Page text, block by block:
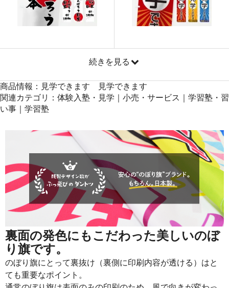
871 41808
50 868
43400
続きを見る
商品情報：見学できます 見学できます
関連カテゴリ：体験入塾・見学｜小売・サービス｜学習塾・習
い事｜学習塾
裏面の発色にもこだわった美しいのぼ
り旗です。
のぼり旗にとって裏抜け（裏側に印刷内容が透ける）はと
ても重要なポイント。